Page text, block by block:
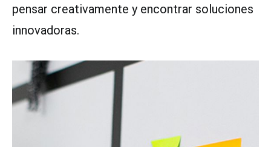
pensar creativamente y encontrar soluciones
innovadoras.